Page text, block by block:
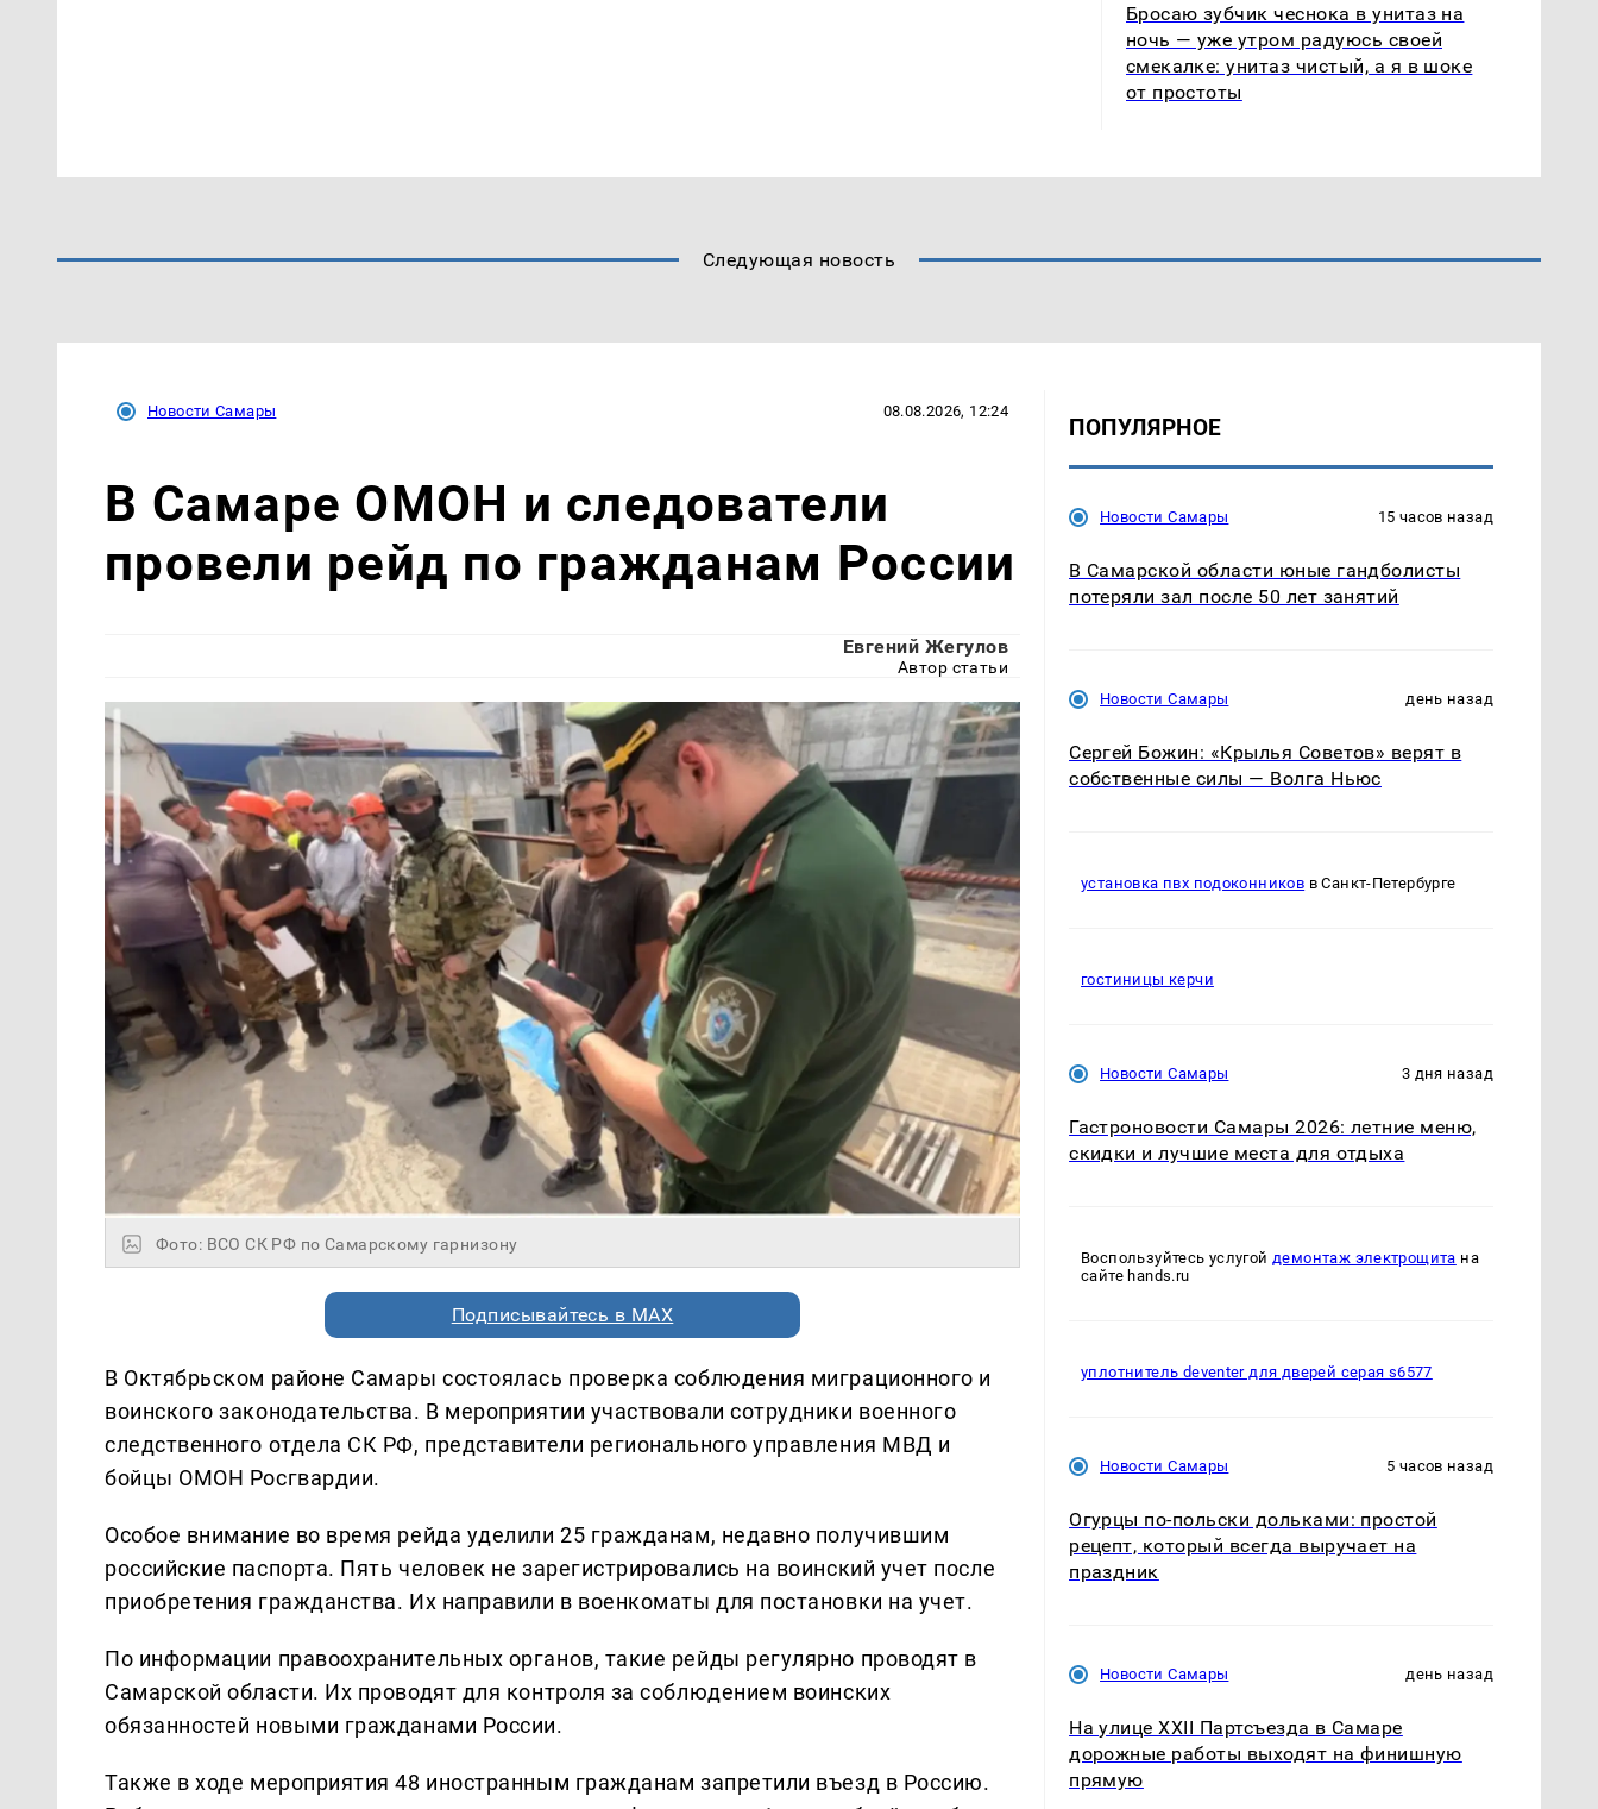
Бросаю зубчик чеснока в унитаз на
ночь — уже утром радуюсь своей
смекалке: унитаз чистый, а я в шоке
от простоты
Следующая новость
Новости Самары 08.08.2026, 12:24
В Самаре ОМОН и следователи
провели рейд по гражданам России
Евгений Жегулов
Автор статьи
Фото: ВСО СК РФ по Самарскому гарнизону
Подписывайтесь в MAX
В Октябрьском районе Самары состоялась проверка соблюдения миграционного и
воинского законодательства. В мероприятии участвовали сотрудники военного
следственного отдела СК РФ, представители регионального управления МВД и
бойцы ОМОН Росгвардии.
Особое внимание во время рейда уделили 25 гражданам, недавно получившим
российские паспорта. Пять человек не зарегистрировались на воинский учет после
приобретения гражданства. Их направили в военкоматы для постановки на учет.
По информации правоохранительных органов, такие рейды регулярно проводят в
Самарской области. Их проводят для контроля за соблюдением воинских
обязанностей новыми гражданами России.
Также в ходе мероприятия 48 иностранным гражданам запретили въезд в Россию.
ПОПУЛЯРНОЕ
Новости Самары 15 часов назад
В Самарской области юные гандболисты
потеряли зал после 50 лет занятий
Новости Самары день назад
Сергей Божин: «Крылья Советов» верят в
собственные силы — Волга Ньюс
установка пвх подоконников в Санкт-Петербурге
гостиницы керчи
Новости Самары 3 дня назад
Гастроновости Самары 2026: летние меню,
скидки и лучшие места для отдыха
Воспользуйтесь услугойдемонтаж электрощита на
сайте hands.ru
уплотнитель deventer для дверей серая s6577
Новости Самары 5 часов назад
Огурцы по‑польски дольками: простой
рецепт, который всегда выручает на
праздник
Новости Самары день назад
На улице XXII Партсъезда в Самаре
дорожные работы выходят на финишную
прямую